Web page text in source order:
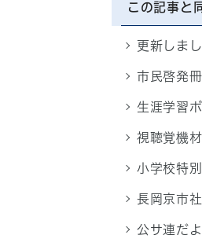
この記事と
更新しま
市民啓発
生涯学習
視聴覚機
小学校特
長岡京市
公サ連だ